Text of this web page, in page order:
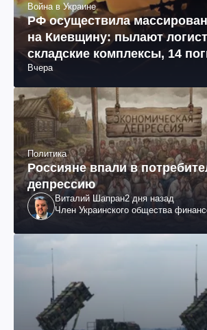
Война в Украине
РФ осуществила
на Киевщину: пылают
складские комплексы, 14
раненых (фото, видео)
Вчера
Политика
Россияне впали в
депрессию
Виталий Шапран2 дня назад
Член Украинского общества